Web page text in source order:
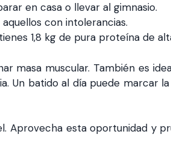
en casa o llevar al gimnasio.
con intolerancias.
1,8 kg de pura proteína de
masa muscular. También es
Un batido al día puede
esta oportunidad y